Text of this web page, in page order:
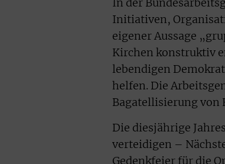
In der
Initiativen,
eigener Aussage
Kirchen konstruktiv
lebendigen
helfen. Die
Bagatellisierung von
Die diesjährige
verteidigen –
Gedenkfeier für die